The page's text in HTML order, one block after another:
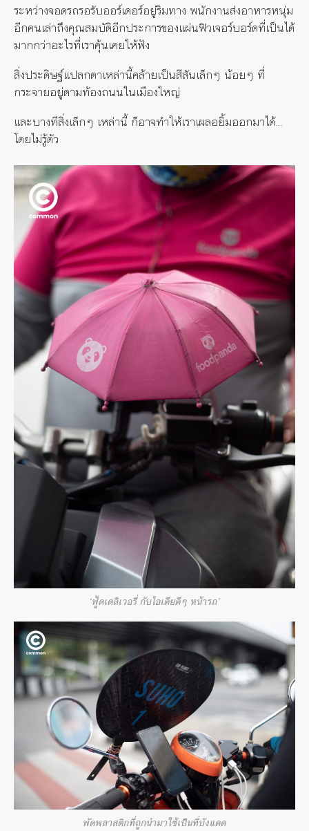
ระหว่างจอดรถรอรับออร์เดอร์อยู่ริมทาง พนักงานส่งอาหารหนุ่ม
อีกคนเล่าถึงคุณสมบัติอีกประการของแผ่นฟิวเจอร์บอร์ดที่เป็นได้
มากกว่าอะไรที่เราคุ้นเคยให้ฟัง
สิ่งประดิษฐ์แปลกตาเหล่านี้คล้ายเป็นสีสันเล็กๆ น้อยๆ ที่
กระจายอยู่ตามท้องถนนในเมืองใหญ่
และบางทีสิ่งเล็กๆ เหล่านี้ ก็อาจทำให้เราเผลอยิ้มออกมาได้…
โดยไม่รู้ตัว
‘ฟู้ดเดลิเวอรี่ กับไอเดียดีๆ หน้ารถ’
พัดพลาสติกที่ถูกนำมาใช้เป็นที่บังแดด